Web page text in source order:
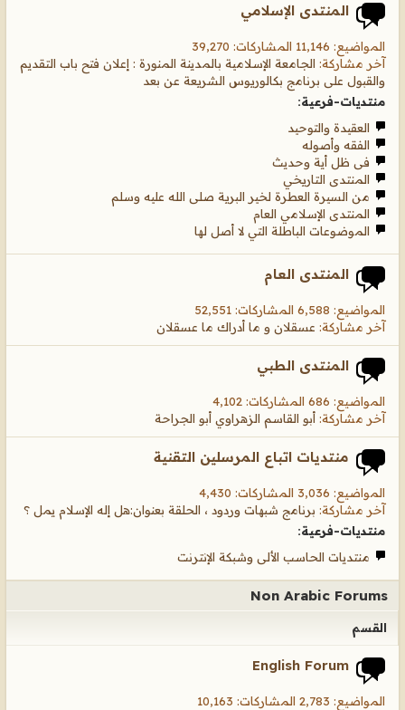
المنتدى الإسلامي
المواضيع: 11,146 المشاركات: 39,270
آخر مشاركة: الجامعة الإسلامية بالمدينة المنورة : إعلان فتح باب التقديم
والقبول على برنامج بكالوريوس الشريعة عن بعد
منتديات-فرعية:
العقيدة والتوحيد
الفقه وأصوله
فى ظل أية وحديث
المنتدى التاريخي
من السيرة العطرة لخير البرية صلى الله عليه وسلم
المنتدى الإسلامي العام
الموضوعات الباطلة التي لا أصل لها
المنتدى العام
المواضيع: 6,588 المشاركات: 52,551
آخر مشاركة: عسقلان و ما أدراك ما عسقلان
المنتدى الطبي
المواضيع: 686 المشاركات: 4,102
آخر مشاركة: أبو القاسم الزهراوي أبو الجراحة
منتديات اتباع المرسلين التقنية
المواضيع: 3,036 المشاركات: 4,430
آخر مشاركة: برنامج شبهات وردود ، الحلقة بعنوان:هل إله الإسلام يمل ؟
منتديات-فرعية:
منتديات الحاسب الألى وشبكة الإنترنت
Non Arabic Forums
القسم
English Forum
المواضيع: 2,783 المشاركات: 10,163